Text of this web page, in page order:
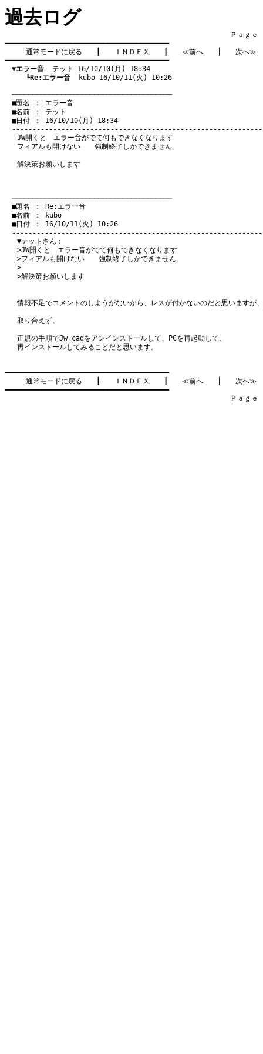
過去ログ
Ｐａｇｅ
━━━━━━━━━━━━━━━━━━━━━━━━━━━━━━━━━━━━━━━━
通常モードに戻る
ＩＮＤＥＸ ≪前へ
次へ≫
━━━━━━━━━━━━━━━━━━━━━━━━━━━━━━━━━━━━━━━━
▼エラー音
  テット 16/10/10(月) 18:34
┗Re:エラー音
  kubo 16/10/11(火) 10:26
───────────────────────────────────────
■題名 ： エラー音
■名前 ： テット
■日付 ： 16/10/10(月) 18:34
JW開くと エラー音がでて何もできなくなります
フィアルも開けない 強制終了しかできません
解決策お願いします
───────────────────────────────────────
■題名 ： Re:エラー音
■名前 ： kubo
■日付 ： 16/10/11(火) 10:26
▼テットさん：
>JW開くと エラー音がでて何もできなくなります
>フィアルも開けない 強制終了しかできません
>
>解決策お願いします
情報不足でコメントのしようがないから、レスが付かないのだと思いますが、
取り合えず、
正規の手順でJw_cadをアンインストールして、PCを再起動して、
再インストールしてみることだと思います。
━━━━━━━━━━━━━━━━━━━━━━━━━━━━━━━━━━━━━━━━
通常モードに戻る
ＩＮＤＥＸ ≪前へ
次へ≫
━━━━━━━━━━━━━━━━━━━━━━━━━━━━━━━━━━━━━━━━
Ｐａｇｅ